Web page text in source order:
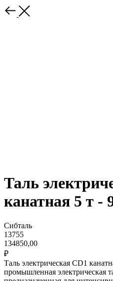
Таль
канатная 5 т -
Сибталь
13755
134850,00
₽
Таль электрическая CD1
промышленная электрическая